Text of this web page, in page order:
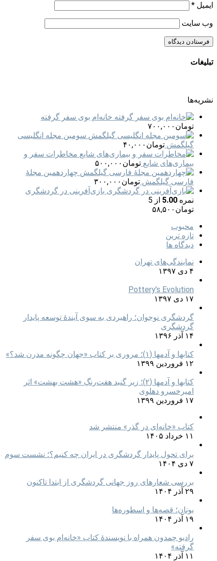
ایمیل *
وب‌ سایت
تبلیغات
نشریه‌ها
خانه‏‌ام بوی سفر گرفته
تومان ۷۰۰,۰۰۰
سومین مجله انگلیسی
گیلگمش تومان ۴۰,۰۰۰
مخاطرات سفر و
بیماری‌های شایع تومان ۵۰۰,۰۰۰
چهاردهمین مجلهٔ
فارسی گیلگمش تومان ۳۰۰,۰۰۰
بازی‌آفرینی در گردشگری
نمره 5.00 از 5
تومان ۵۸,۵۰۰
محبوب
تازه ترین
دیدگاه ها
نمایندگی‌های تهران
۴ دی ۱۳۹۷
Pottery’s Evolution
۱۷ دی ۱۳۹۷
گردشگری نوجوان؛ راهبردی به سوی آیندۀ توسعه پایدار
گردشگری
۱۴ آذر ۱۳۹۶
کتابها و آدمها (۱)؛ مروری بر کتاب «جهان چگونه مدرن شد؟»
۱۲ فروردین ۱۳۹۹
کتابها و آدمها (۲)؛ زیر گنبد هفت‌رنگِ «هشت بهشت» اثر
امیرخسرو دهلوی
۱۷ فروردین ۱۳۹۹
کتاب «خانه‌ای در گذر» منتشر شد
۱۱ خرداد ۱۴۰۵
برای تحول پایدار گردشگری در ایران چه کنیم؟؛ نشست سوم
۷ دی ۱۴۰۴
بررسی شعارهای روز جهانی گردشگری از ابتدا تاکنون
۲۹ آذر ۱۴۰۴
یونان؛ قصه‌ها و اسطوره‌ها
۱۹ آذر ۱۴۰۴
رادیو چمدون همراه با نویسندهٔ کتاب «خانه‌ام بوی سفر
گرفته»
۱۱ آذر ۱۴۰۴